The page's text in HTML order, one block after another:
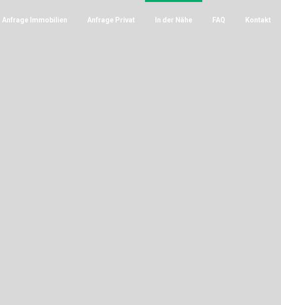
Anfrage Immobilien Anfrage Privat In der Nähe FAQ Kontakt